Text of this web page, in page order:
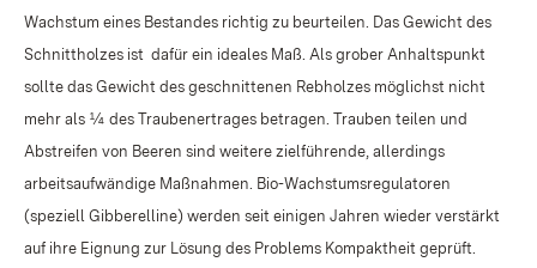
Wachstum eines Bestandes richtig zu beurteilen. Das Gewicht des
Schnittholzes ist dafür ein ideales Maß. Als grober Anhaltspunkt
sollte das Gewicht des geschnittenen Rebholzes möglichst nicht
mehr als ¼ des Traubenertrages betragen. Trauben teilen und
Abstreifen von Beeren sind weitere zielführende, allerdings
arbeitsaufwändige Maßnahmen. Bio-Wachstumsregulatoren
(speziell Gibberelline) werden seit einigen Jahren wieder verstärkt
auf ihre Eignung zur Lösung des Problems Kompaktheit geprüft.